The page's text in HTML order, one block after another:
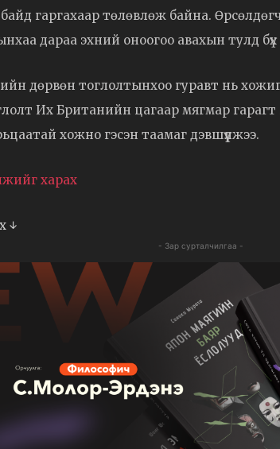
гаргахаар төлөвлөж байна.
дараа эхний оноогоо авахын тулд бүх
дөрвөн тоглолтынхоо гуравт нь
Их Британийн цагаар мягмар
хожно гэсэн таамаг дэвшүүлжээ.
харах
↓
- Зар сурталчилгаа -